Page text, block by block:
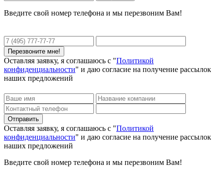
Введите свой номер телефона и мы перезвоним Вам!
Оставляя заявку, я соглашаюсь с "Политикой
конфиденциальности" и даю согласие на получение рассылок
наших предложений
Оставляя заявку, я соглашаюсь с "Политикой
конфиденциальности" и даю согласие на получение рассылок
наших предложений
Введите свой номер телефона и мы перезвоним Вам!